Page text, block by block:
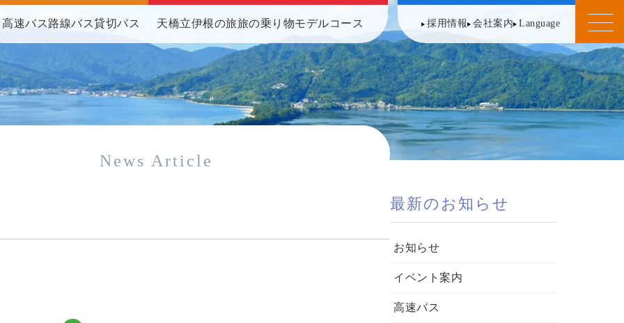
高速バス路線バス貸切バス 天橋立伊根の旅旅の乗り物モデルコース 採用情報 会社案内 Language
News Article
最新のお知らせ
お知らせ
イベント案内
高速バス